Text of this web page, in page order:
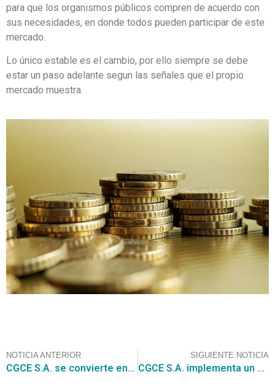
para que los organismos públicos compren de acuerdo con
sus necesidades, en donde todos pueden participar de este
mercado.
Lo único estable es el cambio, por ello siempre se debe
estar un paso adelante segun las señales que el propio
mercado muestra.
NOTICIA ANTERIOR
CGCE S.A. se convierte en un partner estratégico para las empresas
SIGUIENTE NOTICIA
CGCE S.A. implementa un avanzado sistema para realizar reuniones en línea